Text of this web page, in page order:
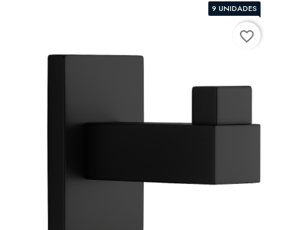
9 UNIDADES
favorite_border